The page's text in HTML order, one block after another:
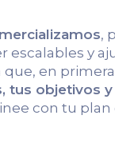
,
escalables y
en
tus objetivos y
con tu plan